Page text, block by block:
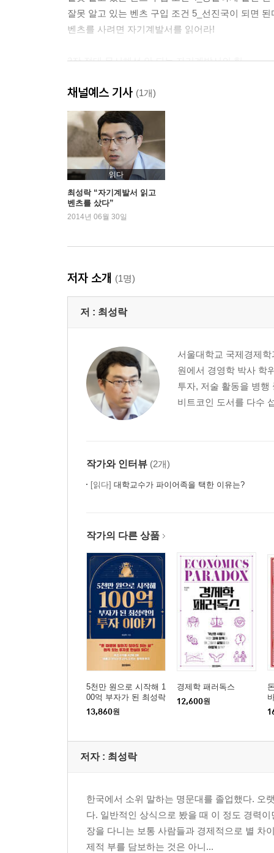
잘못 알고 있는 벤츠 구입 조건 5_선진국이 되면 된
벤츠를 사려면 자기계발서를 읽어라!
2장 절대 무시해선 안 되는 자기계발서의 힘
자기계발서는 경영학이다!
자기계발서는 심리학이다!
목표를 설정하면 나아진다
목표를 구체화하면 분명히 나아진다
긍정의 생각이 긍정의 결과를 부른다
계속 시도하는 힘
꿈을 종이에 적는다는 것
이제, 변화의 시간을 기꺼이 인내하라!
자기계발서는 좋은 책, 명저가 아니다?
자기계발서는 수준 낮은 책이다?
인생은 그렇게 간단하지 않다?
자기계발서는 세상 물정 모르는 이들의 책이다?
책을 읽는다고 현실이 바뀌는가?
자기계발서는 얄팍한 마케팅의 산물이다?
4장 자기계발서, 어떻게 읽을 것인가
자기계발서는 모든 꿈을 다 이뤄주는가?
자기계발서 읽는 법 1_어떤 책을 읽을 것인가
자기계발서 읽는 법 4_실행하고 이용하라
어제와 다른 오늘을 위하여
에필로그 꿈을 적은 이후부터 벤츠를 살 때까지의
부록 교수가 사랑한 자기계발서 10
채널예스 기사 (1개)
읽다
최성락 “자기계발서 읽고
벤츠를 샀다”
2014년 06월 30일
저자 소개 (1명)
저 : 최성락
서울대학교 국제경제
원에서 경영학 박사 학
투자, 저술 활동을 병
비트코인 도서를 다수
작가와 인터뷰 (2개)
[읽다] 대학교수가 파이어족을 택한 이유는?
작가의 다른 상품
5천만 원으로 시작해 1
00억 부자가 된 최성락
의 투자 이야기
13,860원
경제학 패러독스
12,600원
저자 : 최성락
한국에서 소위 말하는 명문대를 졸업했다. 오
다. 일반적인 상식으로 봤을 때 이 정도 경력
장을 다니는 보통 사람들과 경제적으로 별 차
제적 부를 담보하는 것은 아니...